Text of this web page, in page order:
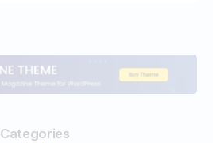
Categories